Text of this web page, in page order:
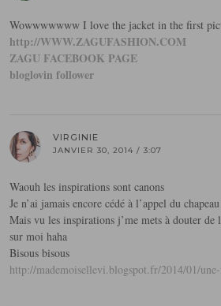
Wowwwwwww I love the jacket in the first
http://WWW.ZAGUFASHION.COM
ZAGU FACEBOOK PAGE
bloglovin follower
VIRGINIE
JANVIER 30, 2014 / 3:07
Waouh les inspirations sont canons
Je n’ai jamais encore cédé à l’appel du chapeau
Mais vu les inspirations j’me mets à douter de
sur moi haha
Bisous bisous
http://mademoisellevi.blogspot.fr/2014/01/